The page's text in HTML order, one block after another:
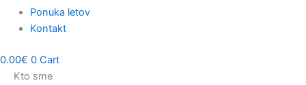
Ponuka letov
Kontakt
0.00€ 0 Cart
Kto sme